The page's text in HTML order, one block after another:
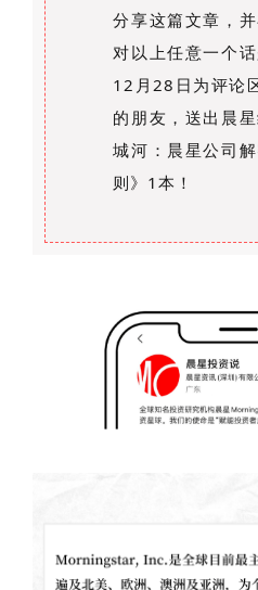
分享这篇文章，
对以上任意一个
12月28日为评论
的朋友，送出晨
城河：晨星公司
则》1本！